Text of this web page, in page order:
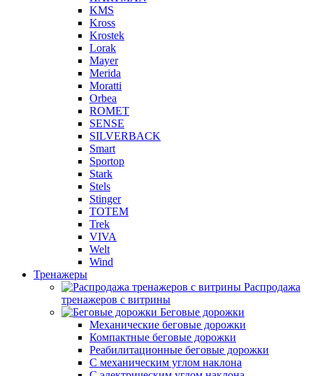
KMS
Kross
Krostek
Lorak
Mayer
Merida
Moratti
Orbea
ROMET
SENSE
SILVERBACK
Smart
Sportop
Stark
Stels
Stinger
TOTEM
Trek
VIVA
Welt
Wind
Тренажеры
Распродажа
тренажеров с витрины
Беговые дорожки
Механические беговые дорожки
Компактные беговые дорожки
Реабилитационные беговые дорожки
С механическим углом наклона